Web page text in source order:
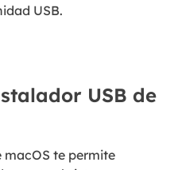
USB.
USB de
macOS te permite